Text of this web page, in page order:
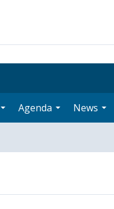
Agenda News